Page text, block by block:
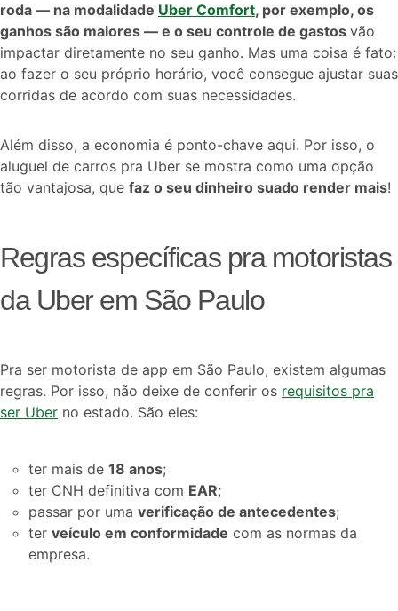
roda — na modalidade Uber Comfort, por exemplo, os
ganhos são maiores — e o seu controle de gastos vão
impactar diretamente no seu ganho. Mas uma coisa é fato:
ao fazer o seu próprio horário, você consegue ajustar suas
corridas de acordo com suas necessidades.
Além disso, a economia é ponto-chave aqui. Por isso, o
aluguel de carros pra Uber se mostra como uma opção
tão vantajosa, que faz o seu dinheiro suado render mais!
Regras específicas pra motoristas
da Uber em São Paulo
Pra ser motorista de app em São Paulo, existem algumas
regras. Por isso, não deixe de conferir os requisitos pra
ser Uber no estado. São eles:
ter mais de 18 anos;
ter CNH definitiva com EAR;
passar por uma verificação de antecedentes;
ter veículo em conformidade com as normas da
empresa.